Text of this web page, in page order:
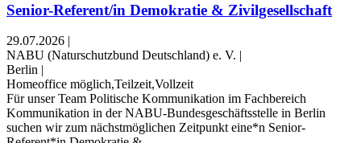
Senior-Referent/in Demokratie & Zivilgesellschaft
29.07.2026 |
NABU (Naturschutzbund Deutschland) e. V. |
Berlin |
Homeoffice möglich,Teilzeit,Vollzeit
Für unser Team Politische Kommunikation im Fachbereich
Kommunikation in der NABU-Bundesgeschäftsstelle in Berlin
suchen wir zum nächstmöglichen Zeitpunkt eine*n Senior-